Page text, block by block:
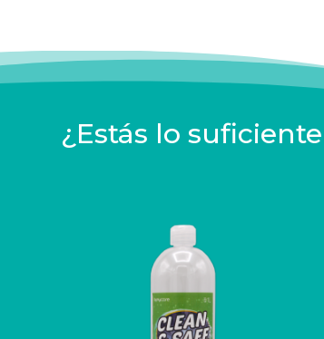
¿Estás lo